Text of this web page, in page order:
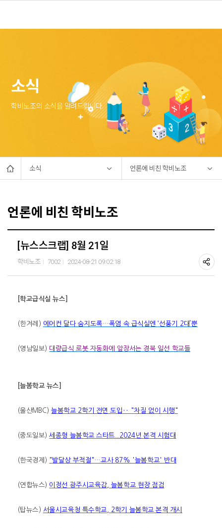
소식
학비노조의 소식을 알려드립니다.
소식 언론에 비친 학비노조
언론에 비친 학비노조
[뉴스스크랩] 8월 21일
학비노조 7002 2024-08-21 09:02:18
[학교급식실 뉴스
(한겨레 ) 에어컨 달다 숨지도록 …폭염 속 급식실엔‘선풍기 2대’뿐
(영남일보) 대량급식 로봇 자동화에 앞장서는 경북 일선 학교들
[늘봄학교 뉴스
(울산MBC)늘봄학교 2학기 전면 도입 ‥ "차질 없이 시행 "
(중도일보)세종형 늘봄학교 스타트 ...2024년 본격 시험대
(한국경제 ) "발달상 부적절 " … 교사 87% '늘봄학교 ' 반대
(연합뉴스) 이정선 광주시교육감, 늘봄학교 현장 점검
(탑뉴스 ) 서울시교육청 특수학교 , 2학기 늘봄학교 본격 개시